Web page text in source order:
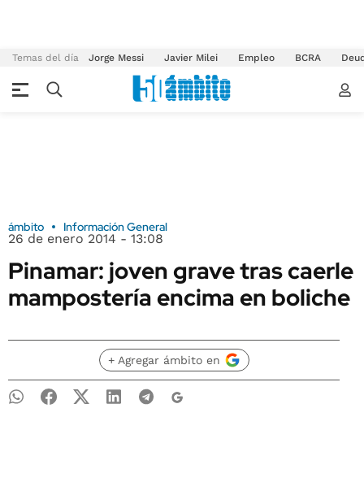
Temas del día Jorge Messi Javier Milei Empleo BCRA
ámbito Información General
26 de enero 2014 - 13:08
Pinamar: joven grave tras caerle
mampostería encima en boliche
+ Agregar ámbito en